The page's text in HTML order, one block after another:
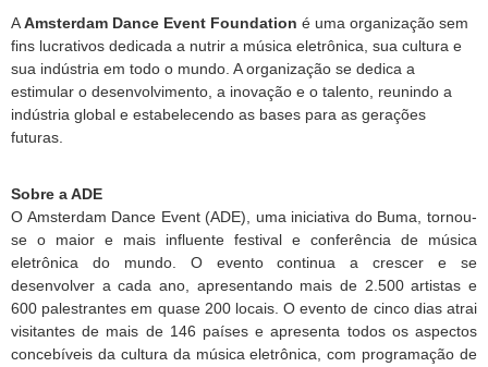
AAmsterdam Dance Event Foundation é uma organização sem
fins lucrativos dedicada a nutrir a música eletrônica, sua cultura e
sua indústria em todo o mundo. A organização se dedica a
estimular o desenvolvimento, a inovação e o talento, reunindo a
indústria global e estabelecendo as bases para as gerações
futuras.
Sobre a ADE
O Amsterdam Dance Event (ADE), uma iniciativa do Buma, tornou-
se o maior e mais influente festival e conferência de música
eletrônica do mundo. O evento continua a crescer e se
desenvolver a cada ano, apresentando mais de 2.500 artistas e
600 palestrantes em quase 200 locais. O evento de cinco dias atrai
visitantes de mais de 146 países e apresenta todos os aspectos
concebíveis da cultura da música eletrônica, com programação de